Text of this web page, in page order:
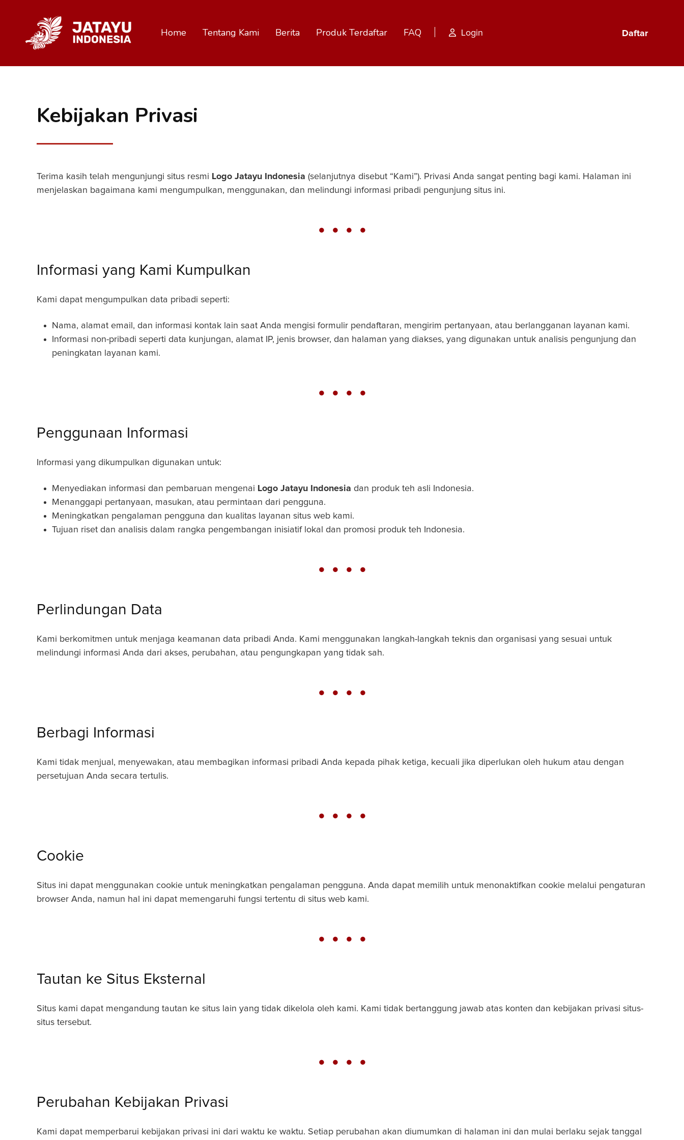
Home Tentang Kami Berita Produk Terdaftar FAQ Login Daftar
Kebijakan Privasi
Terima kasih telah mengunjungi situs resmi Logo Jatayu Indonesia (selanjutnya disebut “Kami”). Privasi Anda sangat penting bagi kami. Halaman ini
menjelaskan bagaimana kami mengumpulkan, menggunakan, dan melindungi informasi pribadi pengunjung situs ini.
Informasi yang Kami Kumpulkan
Kami dapat mengumpulkan data pribadi seperti:
Nama, alamat email, dan informasi kontak lain saat Anda mengisi formulir pendaftaran, mengirim pertanyaan, atau berlangganan layanan kami.
Informasi non-pribadi seperti data kunjungan, alamat IP, jenis browser, dan halaman yang diakses, yang digunakan untuk analisis pengunjung dan
peningkatan layanan kami.
Penggunaan Informasi
Informasi yang dikumpulkan digunakan untuk:
Menyediakan informasi dan pembaruan mengenai Logo Jatayu Indonesia dan produk teh asli Indonesia.
Menanggapi pertanyaan, masukan, atau permintaan dari pengguna.
Meningkatkan pengalaman pengguna dan kualitas layanan situs web kami.
Tujuan riset dan analisis dalam rangka pengembangan inisiatif lokal dan promosi produk teh Indonesia.
Perlindungan Data
Kami berkomitmen untuk menjaga keamanan data pribadi Anda. Kami menggunakan langkah-langkah teknis dan organisasi yang sesuai untuk
melindungi informasi Anda dari akses, perubahan, atau pengungkapan yang tidak sah.
Berbagi Informasi
Kami tidak menjual, menyewakan, atau membagikan informasi pribadi Anda kepada pihak ketiga, kecuali jika diperlukan oleh hukum atau dengan
persetujuan Anda secara tertulis.
Cookie
Situs ini dapat menggunakan cookie untuk meningkatkan pengalaman pengguna. Anda dapat memilih untuk menonaktifkan cookie melalui pengaturan
browser Anda, namun hal ini dapat memengaruhi fungsi tertentu di situs web kami.
Tautan ke Situs Eksternal
Situs kami dapat mengandung tautan ke situs lain yang tidak dikelola oleh kami. Kami tidak bertanggung jawab atas konten dan kebijakan privasi situs-
situs tersebut.
Perubahan Kebijakan Privasi
Kami dapat memperbarui kebijakan privasi ini dari waktu ke waktu. Setiap perubahan akan diumumkan di halaman ini dan mulai berlaku sejak tanggal